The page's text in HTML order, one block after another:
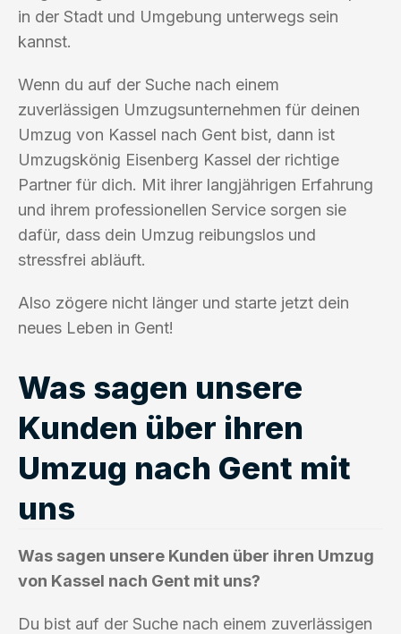
in der Stadt und Umgebung unterwegs sein
kannst.
Wenn du auf der Suche nach einem
zuverlässigen Umzugsunternehmen für deinen
Umzug von Kassel nach Gent bist, dann ist
Umzugskönig Eisenberg Kassel der richtige
Partner für dich. Mit ihrer langjährigen Erfahrung
und ihrem professionellen Service sorgen sie
dafür, dass dein Umzug reibungslos und
stressfrei abläuft.
Also zögere nicht länger und starte jetzt dein
neues Leben in Gent!
Was sagen unsere
Kunden über ihren
Umzug nach Gent mit
uns
Was sagen unsere Kunden über ihren Umzug
von Kassel nach Gent mit uns?
Du bist auf der Suche nach einem zuverlässigen